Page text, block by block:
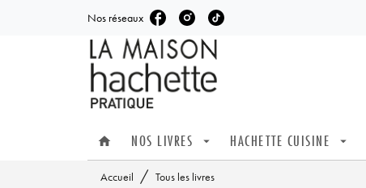
MENU RECHERCHE
Nos réseaux
home NOS LIVRES arrow_drop_down HACHETTE CUISINE arrow_drop_down
Accueil / Tous les livres